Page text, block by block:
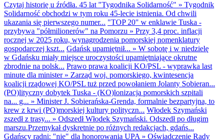
Czytaj historię u źródła. 45 lat "Tygodnika Solidarność" » Tygodnik
Solidarność obchodzi w tym roku 45-lecie istnienia. Od chwili
ukazania się pierwszego numer... "TOP 20" w enklawie Tuska -
przybywa "półmilionerów" na Pomorzu » Przy 3,4 proc. inflacji
rocznej w 2025 roku, wynagrodzenia pomorskiej nomenklatury
gospodarczej kszt... Gdańsk upamiętnił... » W sobotę i w niedzielę
w Gdańsku miały miejsce uroczystości upamiętniające okrutne
zbrodnie na polsk... Prawo prawa koalicji KO/PSL - wyprawka last
minute dla minister» Zarząd woj. pomorskiego, kwintesencja
koalicji rządowej KO/PSL tuż przed powołaniem Jolanty Sobieran...
(PO)lityczny dobytek Tuska - (KO)lonizacja pomorskich szpitali
na... g... » Minister J. Sobierańska-Grenda, formalnie bezpartyjna, to
krew z krwi (PO)morskiej kultury polityczn... Włodek Szymański
zszedł z trasy... » Odszedł Włodek Szymański. Odszedł po długim
marszu.Przemykał dyskretnie po różnych redakcjach, gdańs...
Gdańscy radni: "nie" dla honorowania UPA » Oświadczenie Rady